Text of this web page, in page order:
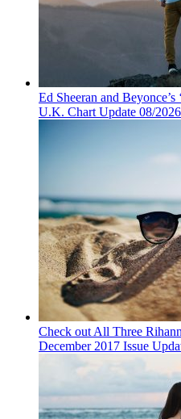
Ed Sheeran and
U.K. Chart Update 08/2026
Check out All Three
December 2017 Issue